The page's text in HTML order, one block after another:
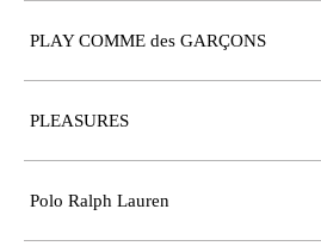
PLAY COMME des GARÇONS
PLEASURES
Polo Ralph Lauren